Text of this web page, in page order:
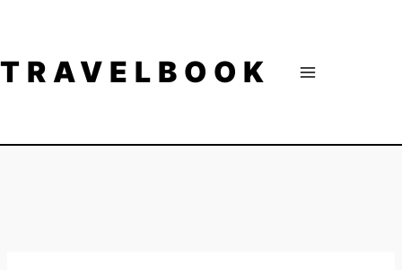
TRAVELBOOK